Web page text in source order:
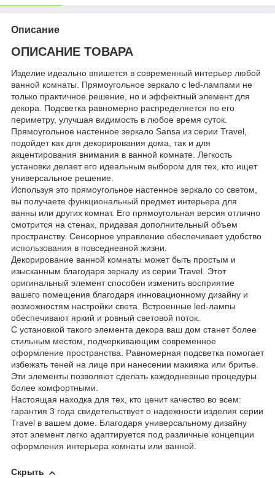
Описание
ОПИСАНИЕ ТОВАРА
Изделие идеально впишется в современный интерьер любой
ванной комнаты. Прямоугольное зеркало с led-лампами не
только практичное решение, но и эффектный элемент для
декора. Подсветка равномерно распределяется по его
периметру, улучшая видимость в любое время суток.
Прямоугольное настенное зеркало Sansa из серии Travel,
подойдет как для декорирования дома, так и для
акцентирования внимания в ванной комнате. Легкость
установки делает его идеальным выбором для тех, кто ищет
универсальное решение.
Используя это прямоугольное настенное зеркало со светом,
вы получаете функциональный предмет интерьера для
ванны или других комнат. Его прямоугольная версия отлично
смотрится на стенах, придавая дополнительный объем
пространству. Сенсорное управление обеспечивает удобство
использования в повседневной жизни.
Декорирование ванной комнаты может быть простым и
изысканным благодаря зеркалу из серии Travel. Этот
оригинальный элемент способен изменить восприятие
вашего помещения благодаря инновационному дизайну и
возможностям настройки света. Встроенные led-лампы
обеспечивают яркий и ровный световой поток.
С установкой такого элемента декора ваш дом станет более
стильным местом, подчеркивающим современное
оформление пространства. Равномерная подсветка помогает
избежать теней на лице при нанесении макияжа или бритье.
Эти элементы позволяют сделать каждодневные процедуры
более комфортными.
Настоящая находка для тех, кто ценит качество во всем:
гарантия 3 года свидетельствует о надежности изделия серии
Travel в вашем доме. Благодаря универсальному дизайну
этот элемент легко адаптируется под различные концепции
оформления интерьера комнаты или ванной.
Скрыть